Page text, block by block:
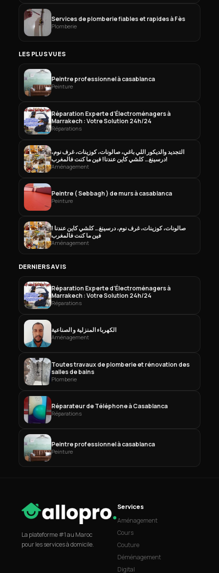
Services de plomberie fiables et rapides à Fès
Plomberie
LES PLUS VUES
Peintre professionnel à casablanca
Peinture
Réparation Experte d’Électroménagers à
Marrakech : Votre Solution 24h/24
Réparations
التجديد والديكور اللي باغي، صالونات، كوزينات، غرف نوم،
درسينغ… كلشي كاين عندنا! فين ما كنت فالمغرب!
Aménagement
Peintre ( Sebbagh ) de murs à casablanca
Peinture
صالونات، كوزينات، غرف نوم، درسينغ… كلشي كاين عندنا !
فين ما كنت فالمغرب
Aménagement
DERNIERS AVIS
Réparation Experte d’Électroménagers à
Marrakech : Votre Solution 24h/24
Réparations
الكهرباء المنزلية و الصناعية
Aménagement
Toutes travaux de plomberie et rénovation des
salles de bains
Plomberie
Réparateur de Téléphone à Casablanca
Réparations
Peintre professionnel à casablanca
Peinture
La plateforme #1 au Maroc
pour les services à domicile.
Services
Aménagement
Cours
Couture
Déménagement
Digital